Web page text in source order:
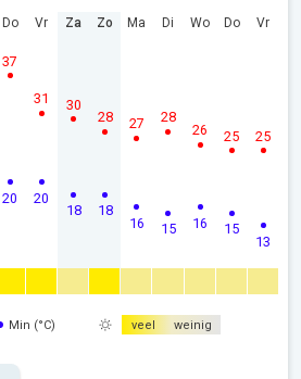
Do
20
37
Vr
20
31
Za
18
30
Zo
18
28
Ma
16
27
Di
15
28
Wo
16
26
Do
15
25
Vr
13
25
Min (°C) veel weinig